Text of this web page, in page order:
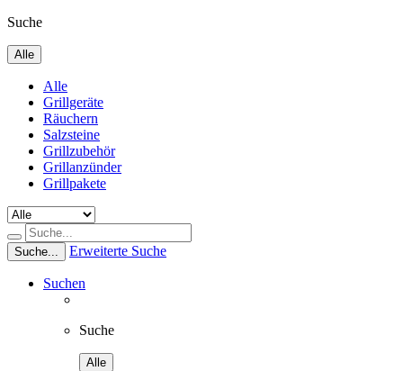
Suche
Alle
Alle
Grillgeräte
Räuchern
Salzsteine
Grillzubehör
Grillanzünder
Grillpakete
Suche... Erweiterte Suche
Suchen
Suche
Alle